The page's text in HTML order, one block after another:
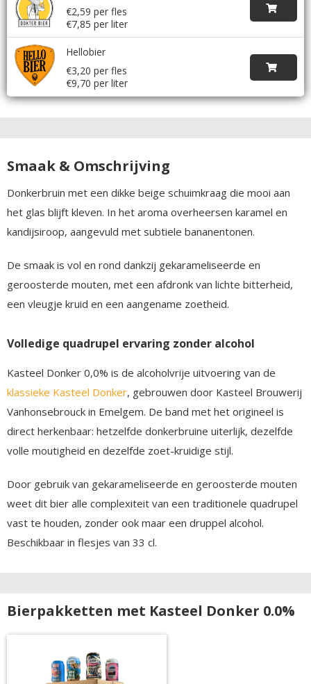
€2,59 per fles
€7,85 per liter
Hellobier
€3,20 per fles
€9,70 per liter
Smaak & Omschrijving
Donkerbruin met een dikke beige schuimkraag die mooi aan
het glas blijft kleven. In het aroma overheersen karamel en
kandijsiroop, aangevuld met subtiele bananentonen.
De smaak is vol en rond dankzij gekarameliseerde en
geroosterde mouten, met een afdronk van lichte bitterheid,
een vleugje kruid en een aangename zoetheid.
Volledige quadrupel ervaring zonder alcohol
Kasteel Donker 0,0% is de alcoholvrije uitvoering van de
klassieke Kasteel Donker, gebrouwen door Kasteel Brouwerij
Vanhonsebrouck in Emelgem. De band met het origineel is
direct herkenbaar: hetzelfde donkerbruine uiterlijk, dezelfde
volle moutigheid en dezelfde zoet-kruidige stijl.
Door gebruik van gekarameliseerde en geroosterde mouten
weet dit bier alle complexiteit van een traditionele quadrupel
vast te houden, zonder ook maar een druppel alcohol.
Beschikbaar in flesjes van 33 cl.
Bierpakketten met Kasteel Donker 0.0%